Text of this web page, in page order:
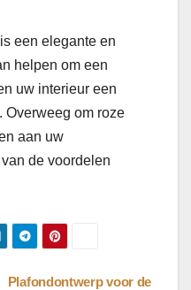
een elegante en
helpen om een
uw interieur een
Overweeg om roze
aan uw
de voordelen
Plafondontwerp voor de